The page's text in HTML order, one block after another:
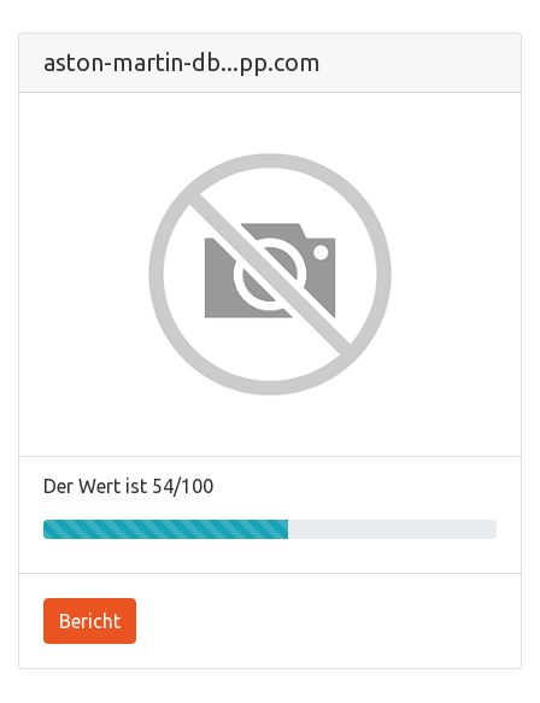
aston-martin-db...pp.com
Der Wert ist 54/100
Bericht